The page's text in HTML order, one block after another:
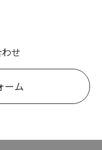
せ
ーム